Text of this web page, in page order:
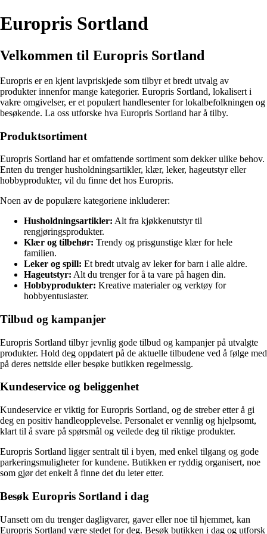
Europris Sortland
Velkommen til Europris Sortland
Europris er en kjent lavpriskjede som tilbyr et bredt utvalg av
produkter innenfor mange kategorier. Europris Sortland, lokalisert i
vakre omgivelser, er et populært handlesenter for lokalbefolkningen og
besøkende. La oss utforske hva Europris Sortland har å tilby.
Produktsortiment
Europris Sortland har et omfattende sortiment som dekker ulike behov.
Enten du trenger husholdningsartikler, klær, leker, hageutstyr eller
hobbyprodukter, vil du finne det hos Europris.
Noen av de populære kategoriene inkluderer:
Husholdningsartikler: Alt fra kjøkkenutstyr til
rengjøringsprodukter.
Klær og tilbehør: Trendy og prisgunstige klær for hele
familien.
Leker og spill: Et bredt utvalg av leker for barn i alle aldre.
Hageutstyr: Alt du trenger for å ta vare på hagen din.
Hobbyprodukter: Kreative materialer og verktøy for
hobbyentusiaster.
Tilbud og kampanjer
Europris Sortland tilbyr jevnlig gode tilbud og kampanjer på utvalgte
produkter. Hold deg oppdatert på de aktuelle tilbudene ved å følge med
på deres nettside eller besøke butikken regelmessig.
Kundeservice og beliggenhet
Kundeservice er viktig for Europris Sortland, og de streber etter å gi
deg en positiv handleopplevelse. Personalet er vennlig og hjelpsomt,
klart til å svare på spørsmål og veilede deg til riktige produkter.
Europris Sortland ligger sentralt til i byen, med enkel tilgang og gode
parkeringsmuligheter for kundene. Butikken er ryddig organisert, noe
som gjør det enkelt å finne det du leter etter.
Besøk Europris Sortland i dag
Uansett om du trenger dagligvarer, gaver eller noe til hjemmet, kan
Europris Sortland være stedet for deg. Besøk butikken i dag og utforsk